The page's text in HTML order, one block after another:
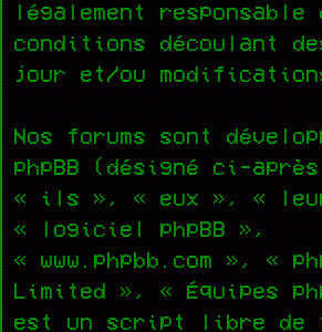
légalement responsable
conditions découlant
jour et/ou
Nos forums sont
phpBB (désigné ci-
« ils », « eux », «
« logiciel phpBB »,
« www.phpbb.com », «
Limited », « Équipes
est un script libre de